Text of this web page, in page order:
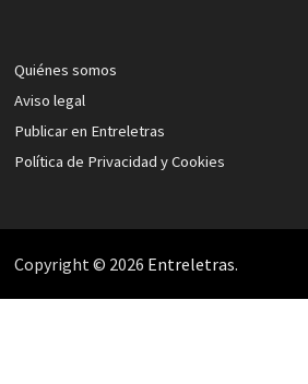
Quiénes somos
Aviso legal
Publicar en Entreletras
Política de Privacidad y Cookies
Copyright © 2026 Entreletras.